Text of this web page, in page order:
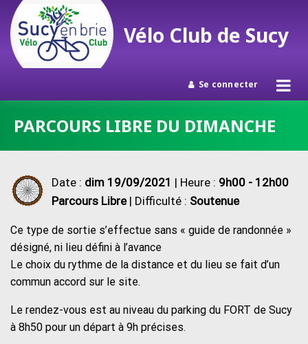
contenu
Vélo Club de Sucy
Se connecter
PARCOURS LIBRE DU DIMANCHE
Date : dim 19/09/2021 | Heure : 9h00 - 12h00
Parcours Libre| Difficulté : Soutenue
Ce type de sortie s’effectue sans « guide de randonnée »
désigné, ni lieu défini à l’avance
Le choix du rythme de la distance et du lieu se fait d’un
commun accord sur le site.
Le rendez-vous est au niveau du parking du FORT de Sucy
à 8h50 pour un départ à 9h précises.